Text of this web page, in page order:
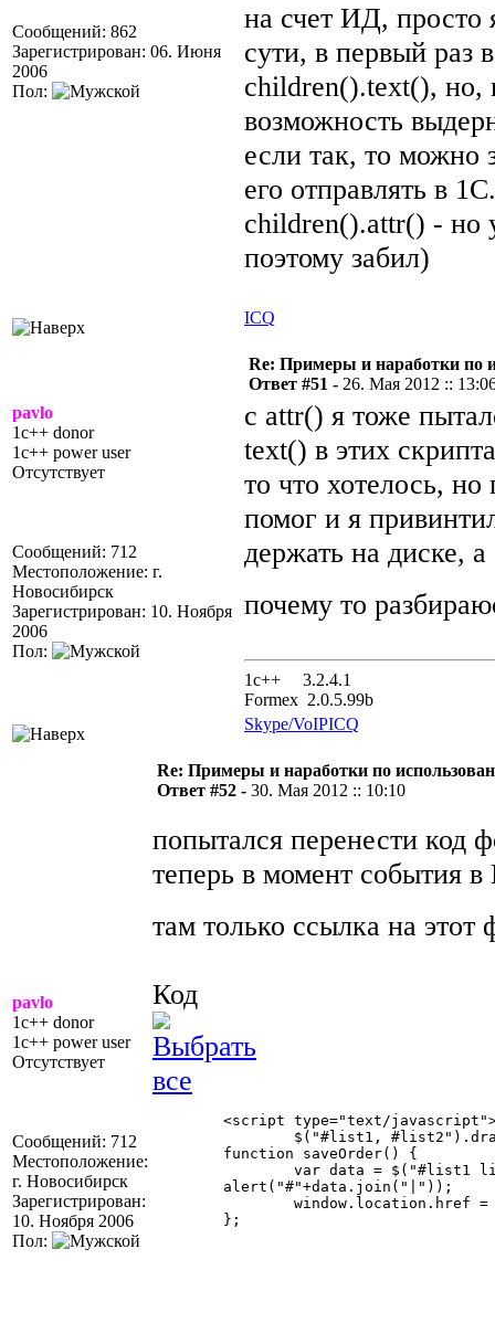
Сообщений: 862
Зарегистрирован: 06. Июня
2006
Пол:
на счет ИД, просто
сути, в первый раз
children().text(), но,
возможность
если так, то можно
его отправлять в
children().attr() - но
поэтому забил)
ICQ
pavlo
1c++ donor
1c++ power user
Отсутствует
Сообщений: 712
Местоположение: г.
Новосибирск
Зарегистрирован: 10. Ноября
2006
Пол:
Re: Примеры и наработки по
Ответ #51 - 26. Мая 2012 ::
c attr() я тоже
text() в этих
то что хотелось,
помог и я
держать на диске, а
почему то
1с++ 3.2.4.1
Formex 2.0.5.99b
Skype/VoIPICQ
pavlo
1c++ donor
1c++ power user
Отсутствует
Сообщений: 712
Местоположение:
г. Новосибирск
Зарегистрирован:
10. Ноября 2006
Пол:
Re: Примеры и наработки по
Ответ #52 - 30. Мая 2012 :: 10:10
попытался перенести код
теперь в момент события
там только ссылка на
Код